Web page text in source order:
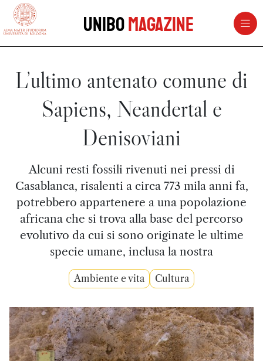
vai al contenuto della pagina
UniboMagazine
L’ultimo antenato comune di
Sapiens, Neandertal e
Denisoviani
Alcuni resti fossili rivenuti nei pressi di
Casablanca, risalenti a circa 773 mila anni fa,
potrebbero appartenere a una popolazione
africana che si trova alla base del percorso
evolutivo da cui si sono originate le ultime
specie umane, inclusa la nostra
Ambiente e vita Cultura